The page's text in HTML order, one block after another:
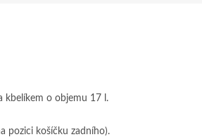
kbelíkem o objemu 17 l.
pozici košíčku zadního).